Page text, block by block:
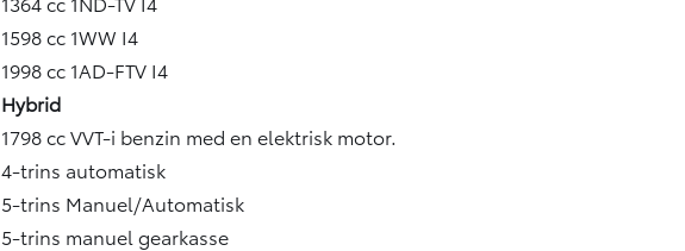
1598 cc 1WW I4
1998 cc 1AD-FTV I4
Hybrid
1798 cc VVT-i benzin med en elektrisk motor.
4-trins automatisk
5-trins Manuel/Automatisk
5-trins manuel gearkasse